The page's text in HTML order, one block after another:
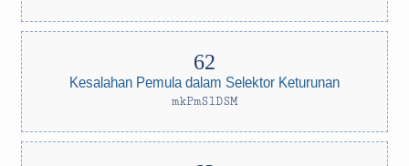
Kesalahan Pemula dalam Selektor Keturunan
mkPmSlDSM